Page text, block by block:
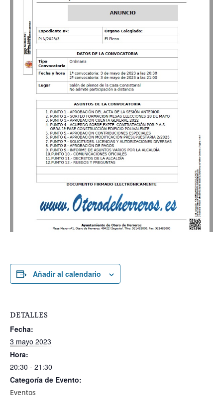
Añadir al calendario
DETALLES
Fecha:
3 mayo 2023
Hora:
20:30 - 21:30
Categoría de Evento:
Eventos